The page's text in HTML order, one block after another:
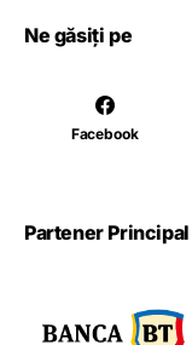
Ne găsiți pe
Facebook
Partener Principal